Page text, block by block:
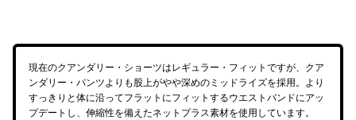
現在のクアンダリー・ショーツはレギュラー・フィットですが、クア
ンダリー・パンツよりも股上がやや深めのミッドライズを採用。より
すっきりと体に沿ってフラットにフィットするウエストバンドにアッ
プデートし、伸縮性を備えたネットプラス素材を使用しています。